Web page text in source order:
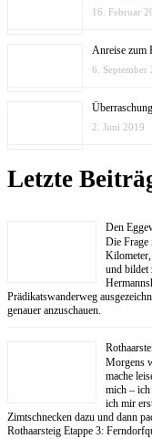
16. Februar
Anreise zum
6. September
2. Juni 2019
Letzte
Den
Die Frage
und bildet
Prädikatswanderweg
genauer anzuschauen.
Morgens
mache
mich – ich
ich mir
Zimtschnecken dazu und dann
Rothaarsteig Etappe 3: